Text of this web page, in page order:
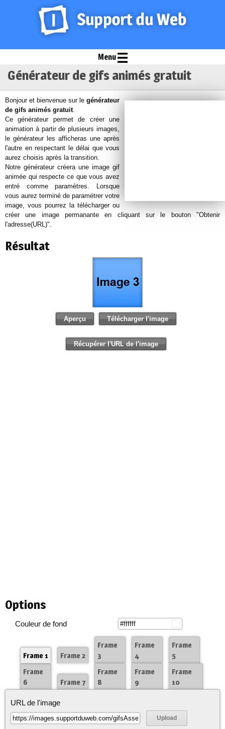
Menu
Générateur de gifs animés gratuit
Bonjour et bienvenue sur le générateur
de gifs animés gratuit.
Ce générateur permet de créer une
animation à partir de plusieurs images,
le générateur les afficheras une après
l'autre en respectant le délai que vous
aurez choisis après la transition.
Notre générateur créera une image gif
animée qui respecte ce que vous avez
entré comme paramètres. Lorsque
vous aurez terminé de paramétrer votre
image, vous pourrez la télécharger ou
créer une image permanante en cliquant sur le bouton "Obtenir
l'adresse(URL)".
Résultat
Options
Couleur de fond
Frame 1 Frame 2
Frame
3
Frame
4
Frame
5
Frame
6
Frame 7
Frame
8
Frame
9
Frame
10
URL de l'image
Upload